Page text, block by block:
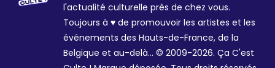
l'actualité culturelle près de chez vous.
Toujours à ♥ de promouvoir les artistes et les
événements des Hauts-de-France, de la
Belgique et au-delà... © 2009-2026. Ça C'est